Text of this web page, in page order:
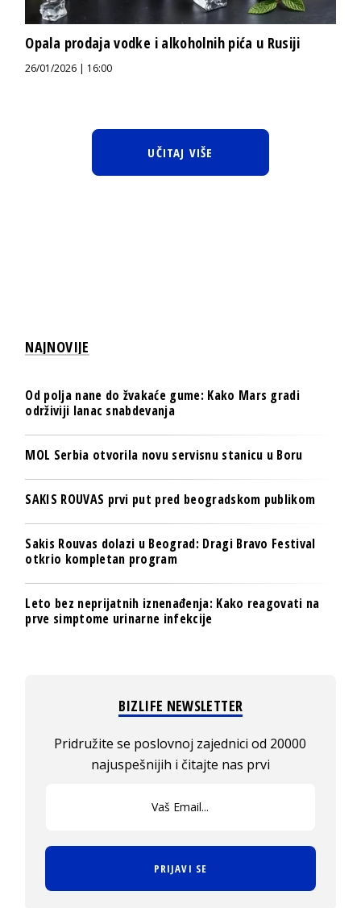
Opala prodaja vodke i alkoholnih pića u Rusiji
26/01/2026 | 16:00
UČITAJ VIŠE
NAJNOVIJE
Od polja nane do žvakaće gume: Kako Mars gradi
održiviji lanac snabdevanja
MOL Serbia otvorila novu servisnu stanicu u Boru
SAKIS ROUVAS prvi put pred beogradskom publikom
Sakis Rouvas dolazi u Beograd: Dragi Bravo Festival
otkrio kompletan program
Leto bez neprijatnih iznenađenja: Kako reagovati na
prve simptome urinarne infekcije
BIZLIFE NEWSLETTER
Pridružite se poslovnoj zajednici od 20000
najuspešnijih i čitajte nas prvi
PRIJAVI SE